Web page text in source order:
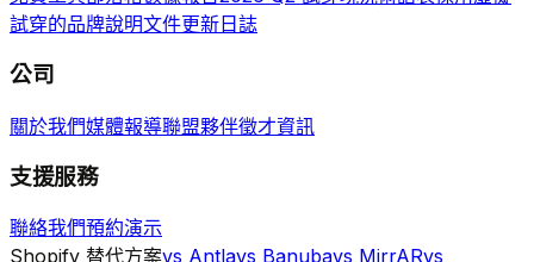
試穿的品牌說明文件更新日誌
公司
關於我們媒體報導聯盟夥伴徵才資訊
支援服務
聯絡我們預約演示
Shopify 替代方案vs Antlavs Banubavs MirrARvs